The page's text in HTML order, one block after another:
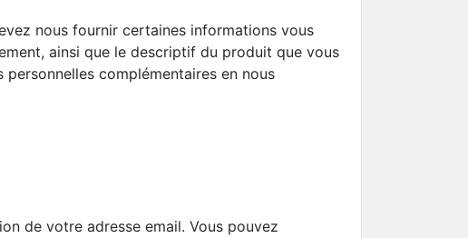
nous fournir certaines informations vous
ainsi que le descriptif du produit que vous
complémentaires en nous
de votre adresse email. Vous pouvez